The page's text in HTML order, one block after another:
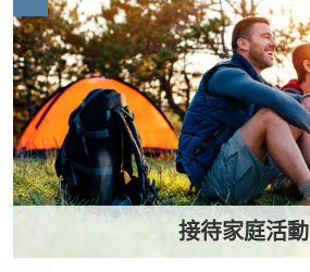
接待家庭活動